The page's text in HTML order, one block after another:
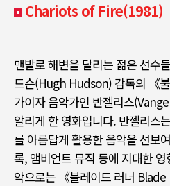
Chariots of Fire(1981)
맨발로 해변을 달리는 젊은 선수
드슨(Hugh Hudson) 감독의 《
가이자 음악가인 반젤리스
알리게 한 영화입니다. 반젤리스
를 아름답게 활용한 음악을 선보
록, 앰비언트 뮤직 등에 지대한
악으로는 《블레이드 러너 Blade